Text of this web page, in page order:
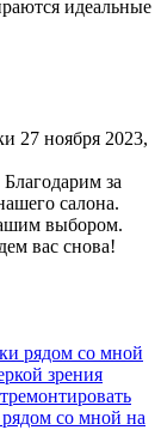
идеальные
27 ноября 2023,
за
салона.
выбором.
вас снова!
рядом со мной
зрения
со мной на